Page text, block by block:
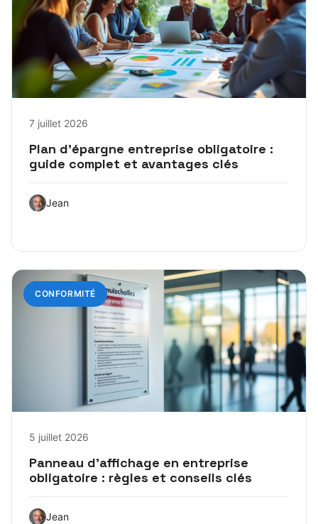
7 juillet 2026
Plan d’épargne entreprise obligatoire :
guide complet et avantages clés
Jean
CONFORMITÉ
5 juillet 2026
Panneau d’affichage en entreprise
obligatoire : règles et conseils clés
Jean